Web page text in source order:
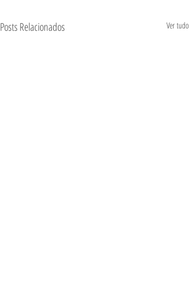
Posts Relacionados Ver tudo